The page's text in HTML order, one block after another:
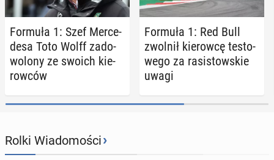
Formuła 1: Szef Mer­ce­
de­sa Toto Wolff za­do­
wo­lo­ny ze swoich kie­
row­ców
Formuła 1: Red Bull
zwolnił kie­row­cę te­sto­
we­go za ra­si­stow­skie
uwagi
Rolki Wiadomości›